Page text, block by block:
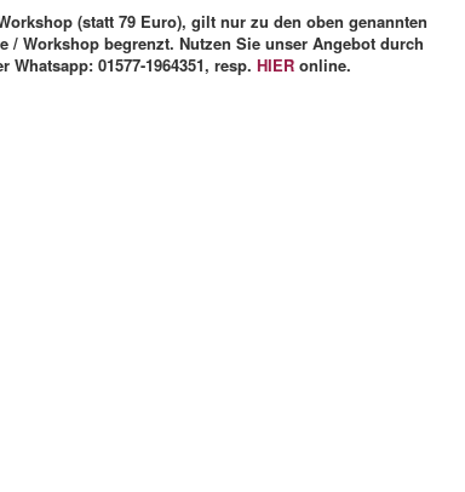
(statt 79 Euro), gilt nur zu den oben genannten
/ Workshop begrenzt. Nutzen Sie unser Angebot durch
01577-1964351, resp. HIER online.